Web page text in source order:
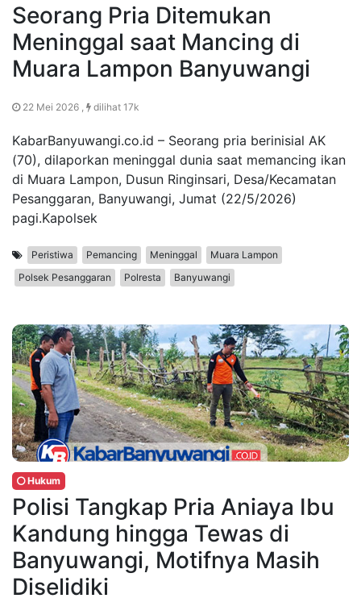
Seorang Pria Ditemukan
Meninggal saat Mancing di
Muara Lampon Banyuwangi
22 Mei 2026 , dilihat 17k
KabarBanyuwangi.co.id – Seorang pria berinisial AK
(70), dilaporkan meninggal dunia saat memancing ikan
di Muara Lampon, Dusun Ringinsari, Desa/Kecamatan
Pesanggaran, Banyuwangi, Jumat (22/5/2026)
pagi.Kapolsek
Peristiwa Pemancing Meninggal
Muara Lampon
Polsek Pesanggaran
Polresta Banyuwangi
Hukum
Polisi Tangkap Pria Aniaya Ibu
Kandung hingga Tewas di
Banyuwangi, Motifnya Masih
Diselidiki